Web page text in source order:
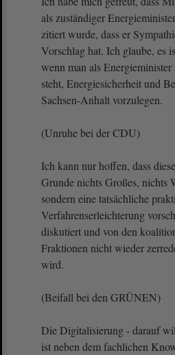
als zuständiger
zitiert wurde, dass er
Vorschlag hat. Ich glaube, es
wenn man als
steht, Energiesicherheit und
Sachsen-Anhalt vorzulegen.
(Unruhe bei der CDU)
Ich kann nur hoffen, dass
Grunde nichts Großes, nichts
sondern eine tatsächliche
Verfahrenserleichterung
diskutiert und von den
Fraktionen nicht wieder
wird.
(Beifall bei den GRÜNEN)
Die Digitalisierung - darauf
ist neben dem fachlichen